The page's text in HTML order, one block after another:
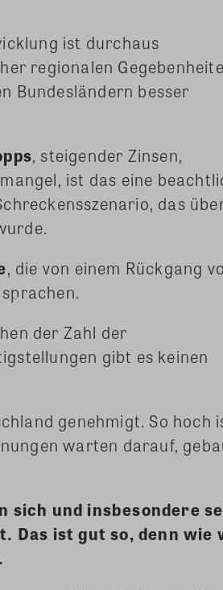
ist durchaus
regionalen
Bundesländern besser
, steigender Zinsen,
­­­­ist das eine
das
, die von einem Rückgang
der Zahl der
gibt es keinen
genehmigt. So hoch
warten darauf,
sich und insbesondere
Das ist gut so, denn wie